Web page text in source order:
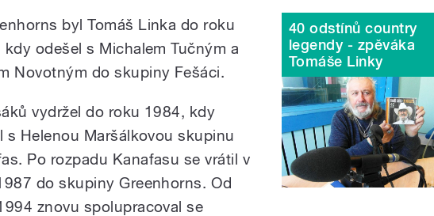
40 odstínů country
legendy - zpěváka
Tomáše Linky
byl Tomáš Linka do roku
kdy odešel s Michalem Tučným a
Novotným do skupiny Fešáci.
vydržel do roku 1984, kdy
s Helenou Maršálkovou skupinu
Po rozpadu Kanafasu se vrátil v
do skupiny Greenhorns. Od
znovu spolupracoval se